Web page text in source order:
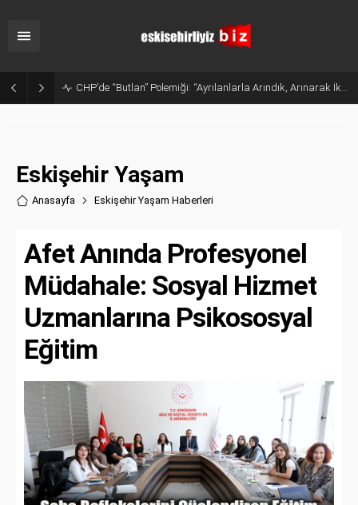
CHP’de “Butlan” Polemiği: “Ayrılanlarla Arındık, Arınarak İktidar Olacağız”
Eskişehir Yaşam
Anasayfa Eskişehir Yaşam Haberleri
Afet Anında Profesyonel
Müdahale: Sosyal Hizmet
Uzmanlarına Psikososyal
Eğitim